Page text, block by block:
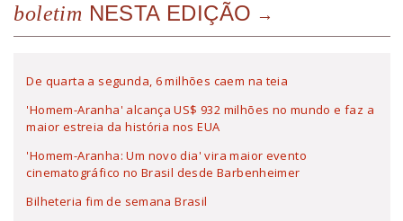
boletim NESTA EDIÇÃO
De quarta a segunda, 6 milhões caem na teia
'Homem-Aranha' alcança US$ 932 milhões no mundo e faz a
maior estreia da história nos EUA
'Homem-Aranha: Um novo dia' vira maior evento
cinematográfico no Brasil desde Barbenheimer
Bilheteria fim de semana Brasil